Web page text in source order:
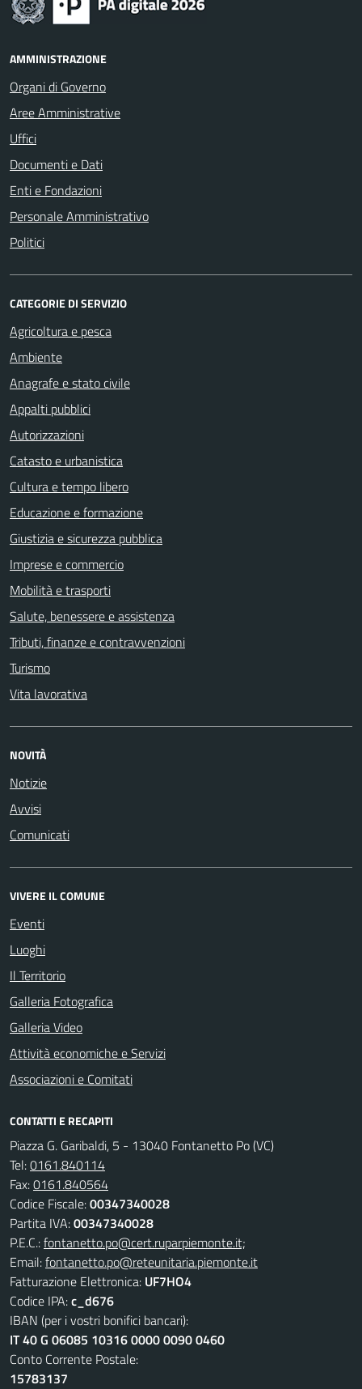
AMMINISTRAZIONE
Organi di Governo
Aree Amministrative
Uffici
Documenti e Dati
Enti e Fondazioni
Personale Amministrativo
Politici
CATEGORIE DI SERVIZIO
Agricoltura e pesca
Ambiente
Anagrafe e stato civile
Appalti pubblici
Autorizzazioni
Catasto e urbanistica
Cultura e tempo libero
Educazione e formazione
Giustizia e sicurezza pubblica
Imprese e commercio
Mobilità e trasporti
Salute, benessere e assistenza
Tributi, finanze e contravvenzioni
Turismo
Vita lavorativa
NOVITÀ
Notizie
Avvisi
Comunicati
VIVERE IL COMUNE
Eventi
Luoghi
Il Territorio
Galleria Fotografica
Galleria Video
Attività economiche e Servizi
Associazioni e Comitati
CONTATTI E RECAPITI
Piazza G. Garibaldi, 5 - 13040 Fontanetto Po (VC)
Tel:0161.840114
Fax:0161.840564
Codice Fiscale:00347340028
Partita IVA:00347340028
P.E.C.:fontanetto.po@cert.ruparpiemonte.it;
Email:fontanetto.po@reteunitaria.piemonte.it
Fatturazione Elettronica: UF7HO4
Codice IPA:c_d676
IBAN (per i vostri bonifici bancari):
IT 40 G 06085 10316 0000 0090 0460
Conto Corrente Postale:
15783137